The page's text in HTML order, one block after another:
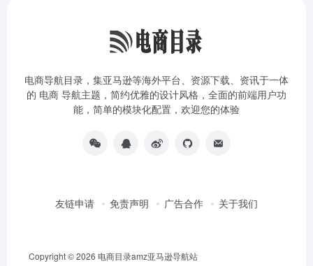
电商导航目录，集亚马逊等海外平台、资源下载、资讯于一体
的 电商 导航主题，简约优雅的设计风格，全面的前端用户功
能，简单的模块化配置，欢迎您的体验
友链申请 免责声明 广告合作 关于我们
Copyright © 2026 电商目录amz亚马逊导航站